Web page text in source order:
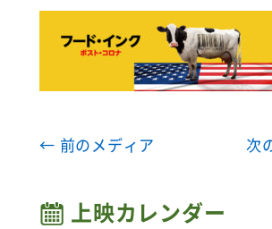
← 前のメディア 次
上映カレンダー